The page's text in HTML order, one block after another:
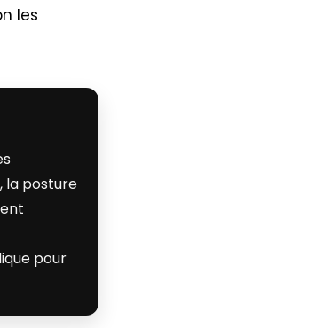
les
la posture
pour